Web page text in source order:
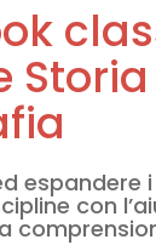
Storia
espandere
con